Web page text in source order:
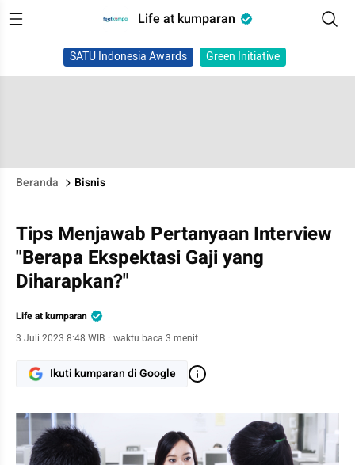
Life at kumparan
SATU Indonesia Awards Green Initiative
Beranda Bisnis
Tips Menjawab Pertanyaan Interview
"Berapa Ekspektasi Gaji yang
Diharapkan?"
Life at kumparan
3 Juli 2023 8:48 WIB · waktu baca 3 menit
Ikuti kumparan di Google